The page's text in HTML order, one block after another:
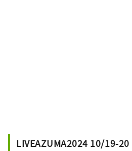
LIVEAZUMA2024 10/19-20